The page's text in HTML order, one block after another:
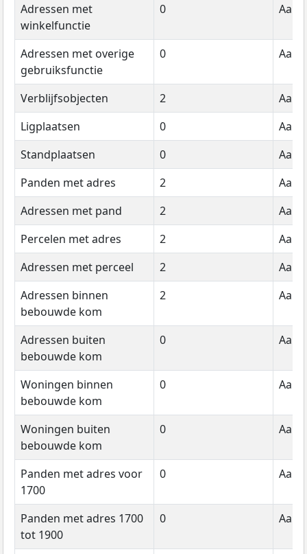
Adressen met
winkelfunctie
0
Adressen met overige
gebruiksfunctie
0
Verblijfsobjecten 2
Ligplaatsen
0
Standplaatsen
0
Panden met adres
2
Adressen met pand
2
Percelen met adres
2
Adressen met perceel
2
Adressen binnen
bebouwde kom
2
Adressen buiten
bebouwde kom
0
Woningen binnen
bebouwde kom
0
Woningen buiten
bebouwde kom
0
Panden met adres voor
1700
0
Panden met adres 1700
tot 1900
0